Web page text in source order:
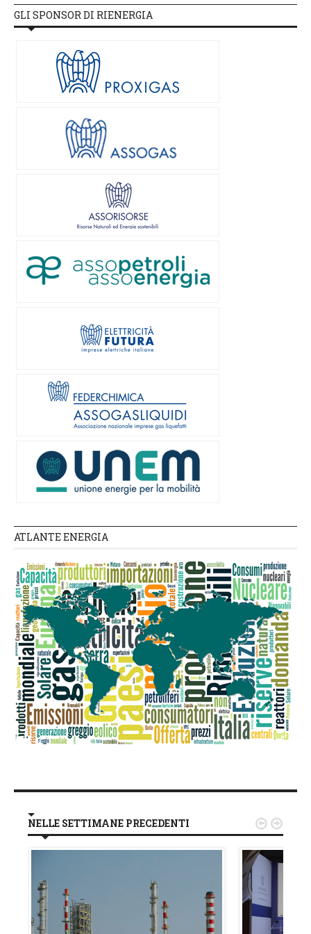
GLI SPONSOR DI RIENERGIA
ATLANTE ENERGIA
NELLE SETTIMANE PRECEDENTI  